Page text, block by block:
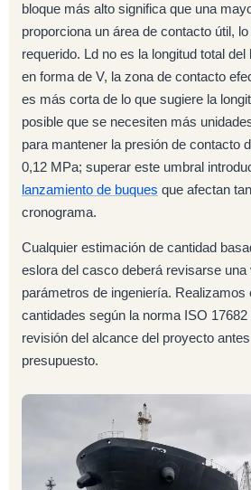
bloque más alto significa que una
proporciona un área de contacto útil,
requerido. Ld no es la longitud total
en forma de V, la zona de contacto
es más corta de lo que sugiere la
posible que se necesiten más
para mantener la presión de contacto
0,12 MPa; superar este umbral
lanzamiento de buques que afectan
cronograma.
Cualquier estimación de cantidad
eslora del casco deberá revisarse
parámetros de ingeniería. Realizamos
cantidades según la norma ISO
revisión del alcance del proyecto
presupuesto.